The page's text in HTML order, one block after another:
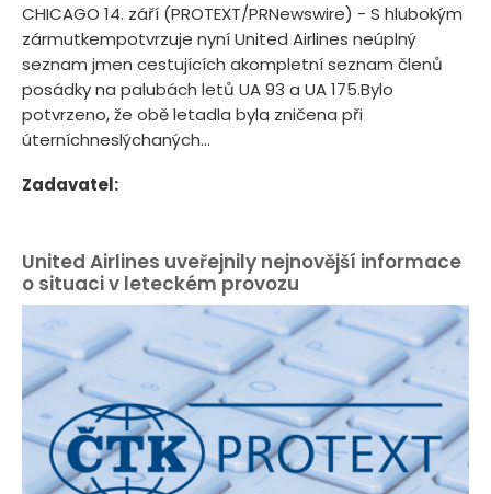
CHICAGO 14. září (PROTEXT/PRNewswire) - S hlubokým
zármutkempotvrzuje nyní United Airlines neúplný
seznam jmen cestujících akompletní seznam členů
posádky na palubách letů UA 93 a UA 175.Bylo
potvrzeno, že obě letadla byla zničena při
úterníchneslýchaných...
Zadavatel:
United Airlines uveřejnily nejnovější informace
o situaci v leteckém provozu